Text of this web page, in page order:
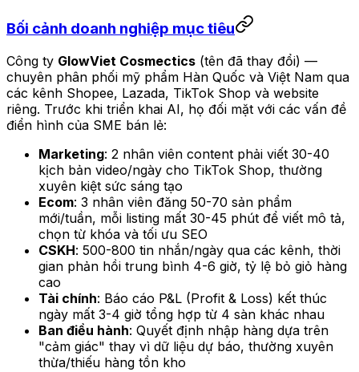
Bối cảnh doanh nghiệp mục tiêu
Công ty GlowViet Cosmectics (tên đã thay đổi) —
chuyên phân phối mỹ phẩm Hàn Quốc và Việt Nam qua
các kênh Shopee, Lazada, TikTok Shop và website
riêng. Trước khi triển khai AI, họ đối mặt với các vấn đề
điển hình của SME bán lẻ:
Marketing: 2 nhân viên content phải viết 30-40
kịch bản video/ngày cho TikTok Shop, thường
xuyên kiệt sức sáng tạo
Ecom: 3 nhân viên đăng 50-70 sản phẩm
mới/tuần, mỗi listing mất 30-45 phút để viết mô tả,
chọn từ khóa và tối ưu SEO
CSKH: 500-800 tin nhắn/ngày qua các kênh, thời
gian phản hồi trung bình 4-6 giờ, tỷ lệ bỏ giỏ hàng
cao
Tài chính: Báo cáo P&L (Profit & Loss) kết thúc
ngày mất 3-4 giờ tổng hợp từ 4 sàn khác nhau
Ban điều hành: Quyết định nhập hàng dựa trên
"cảm giác" thay vì dữ liệu dự báo, thường xuyên
thừa/thiếu hàng tồn kho